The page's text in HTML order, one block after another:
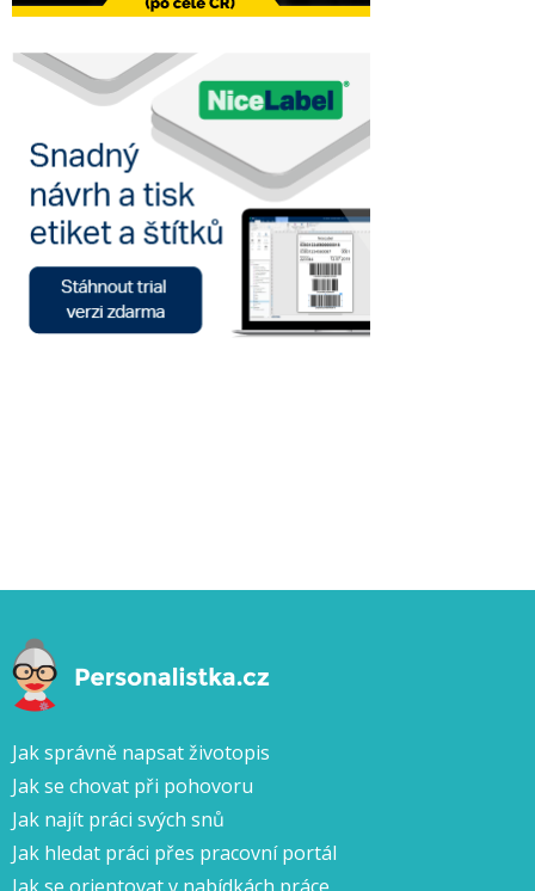
Jak správně napsat životopis
Jak se chovat při pohovoru
Jak najít práci svých snů
Jak hledat práci přes pracovní portál